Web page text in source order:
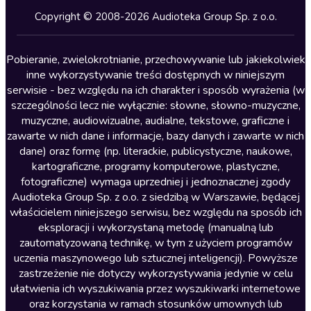
Kryminały
Lektury szkolne
Literatura anglojęzyczna
Literatura faktu
Literatura obyczajowa
Literatura piękna obca
Literatura piękna polska
Nagrania relaksacyjne
Nauka języków
Nauki humanistyczne
Podcasty i audycje
Polityka
Prasa
Copyright © 2008-2026 Audioteka Group Sp. z o.o.
Pobieranie, zwielokrotnianie, przechowywanie lub jakiekolwiek
inne wykorzystywanie treści dostępnych w niniejszym
serwisie - bez względu na ich charakter i sposób wyrażenia (w
szczególności lecz nie wyłącznie: słowne, słowno-muzyczne,
muzyczne, audiowizualne, audialne, tekstowe, graficzne i
zawarte w nich dane i informacje, bazy danych i zawarte w nich
dane) oraz formę (np. literackie, publicystyczne, naukowe,
kartograficzne, programy komputerowe, plastyczne,
fotograficzne) wymaga uprzedniej i jednoznacznej zgody
Audioteka Group Sp. z o.o. z siedzibą w Warszawie, będącej
właścicielem niniejszego serwisu, bez względu na sposób ich
eksploracji i wykorzystaną metodę (manualną lub
zautomatyzowaną technikę, w tym z użyciem programów
uczenia maszynowego lub sztucznej inteligencji). Powyższe
zastrzeżenie nie dotyczy wykorzystywania jedynie w celu
ułatwienia ich wyszukiwania przez wyszukiwarki internetowe
oraz korzystania w ramach stosunków umownych lub